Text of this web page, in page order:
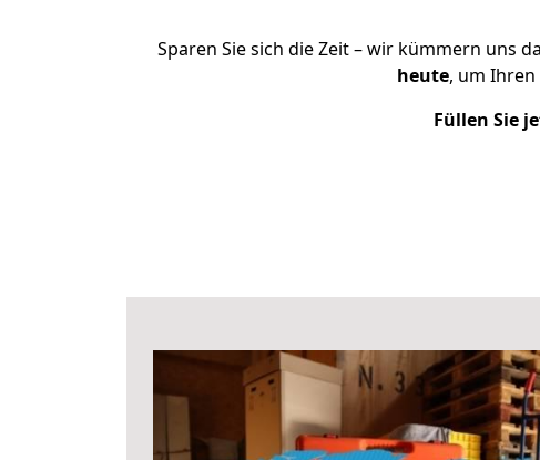
Sparen Sie sich die Zeit – wir kümmern uns
heute, um
Füllen Sie